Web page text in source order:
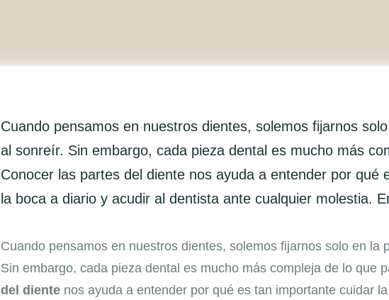
Cuando pensamos en nuestros dientes, solemos fijarnos
al sonreír. Sin embargo, cada pieza dental es mucho más
Conocer las partes del diente nos ayuda a entender por qué
la boca a diario y acudir al dentista ante cualquier molestia.
Cuando pensamos en nuestros dientes, solemos fijarnos solo en la
Sin embargo, cada pieza dental es mucho más compleja de lo que
del diente nos ayuda a entender por qué es tan importante cuidar